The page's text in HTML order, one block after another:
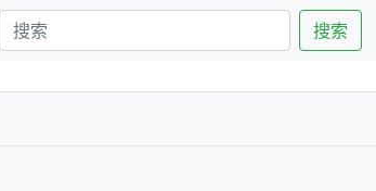
搜索